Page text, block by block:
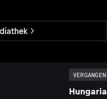
VERGANGEN